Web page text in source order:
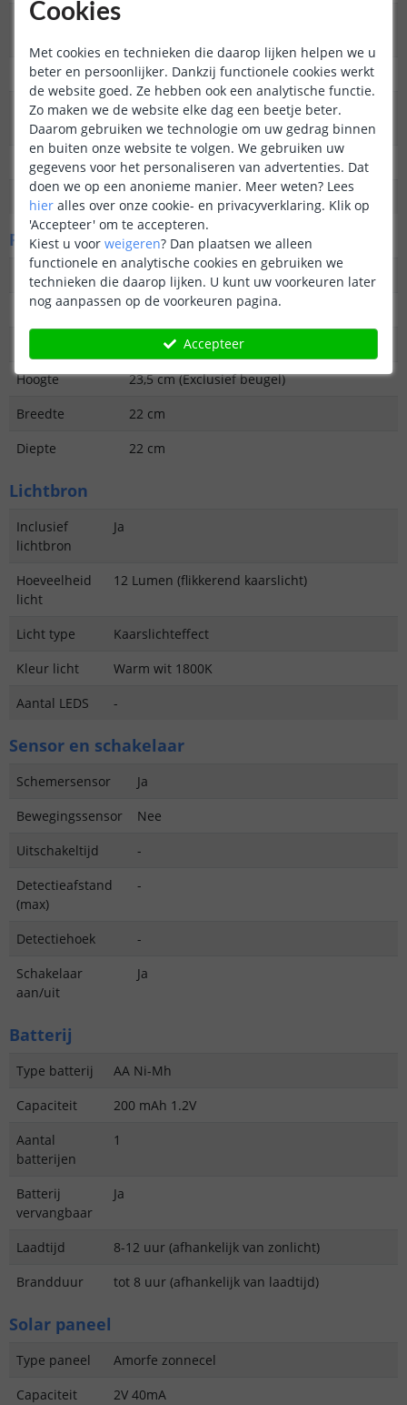
Type
Functie
Decoratief
Aantal lampen in
set
1
IP waarde
IP44 (geschikt voor buiten)
Garantie
Fysieke kenmerken
Vormgeving/stijl
Industrieel
Materiaal
Kunststof
Hoogte
23,5 cm (Exclusief beugel)
Breedte
22 cm
Diepte
22 cm
Lichtbron
Inclusief
lichtbron
Ja
Hoeveelheid
licht
12 Lumen (flikkerend kaarslicht)
Licht type
Kaarslichteffect
Kleur licht
Warm wit 1800K
Aantal LEDS
-
Sensor en schakelaar
Schemersensor
Ja
Bewegingssensor
Nee
Uitschakeltijd
-
Detectieafstand
(max)
-
Detectiehoek
-
Schakelaar
aan/uit
Ja
Batterij
Type batterij
AA Ni-Mh
Capaciteit
200 mAh 1.2V
Aantal
batterijen
1
Batterij
vervangbaar
Ja
Laadtijd
8-12 uur (afhankelijk van zonlicht)
Brandduur
tot 8 uur (afhankelijk van laadtijd)
Solar paneel
Type paneel
Amorfe zonnecel
Capaciteit
2V 40mA
Cookies
Met cookies en technieken die daarop lijken helpen we u
beter en persoonlijker. Dankzij functionele cookies werkt
de website goed. Ze hebben ook een analytische functie.
Zo maken we de website elke dag een beetje beter.
Daarom gebruiken we technologie om uw gedrag binnen
en buiten onze website te volgen. We gebruiken uw
gegevens voor het personaliseren van advertenties. Dat
doen we op een anonieme manier. Meer weten? Lees
hier alles over onze cookie- en privacyverklaring. Klik op
'Accepteer' om te accepteren.
Kiest u voor weigeren? Dan plaatsen we alleen
functionele en analytische cookies en gebruiken we
technieken die daarop lijken. U kunt uw voorkeuren later
nog aanpassen op de voorkeuren pagina.
Accepteer